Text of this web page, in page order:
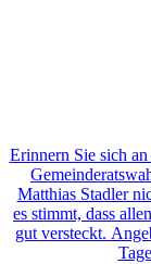
Erinnern Sie sich
Matthias Stadler
es stimmt, dass
gut versteckt.